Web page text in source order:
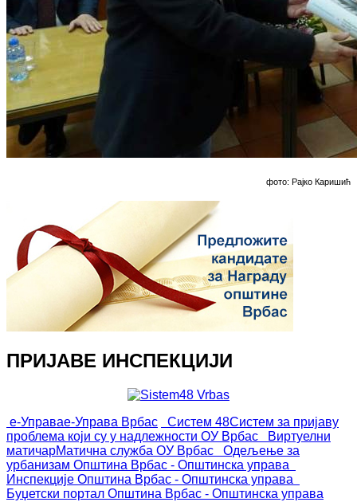
фото: Рајко Каришић
ПРИЈАВЕ ИНСПЕКЦИЈИ
е-Управае-Управа Врбас Систем 48Систем за пријаву
проблема који су у надлежности ОУ Врбас
Виртуелни
матичарМатична служба ОУ Врбас
Одељење за
урбанизам Општина Врбас - Општинска управа
Инспекције Општина Врбас - Општинска управа
Буџетски портал Општина Врбас - Општинска управа